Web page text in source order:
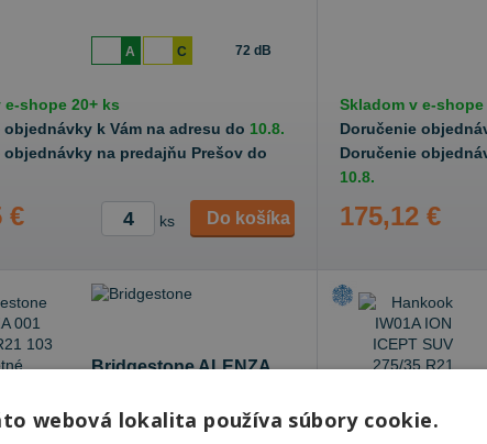
A C 72 dB
e-shope 20+ ks
objednávky k Vám na adresu do 10.8.
objednávky na predajňu Prešov do
€ ks Do košíka
Skladom v e-shope
Doručenie
Doručenie
10.8.
175,12 €
Bridgestone ALENZA
275/35 R21 103 Y Letné
webová lokalita používa súbory cookie.